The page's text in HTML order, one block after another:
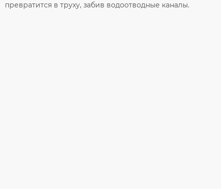
превратится в труху, забив водоотводные каналы.